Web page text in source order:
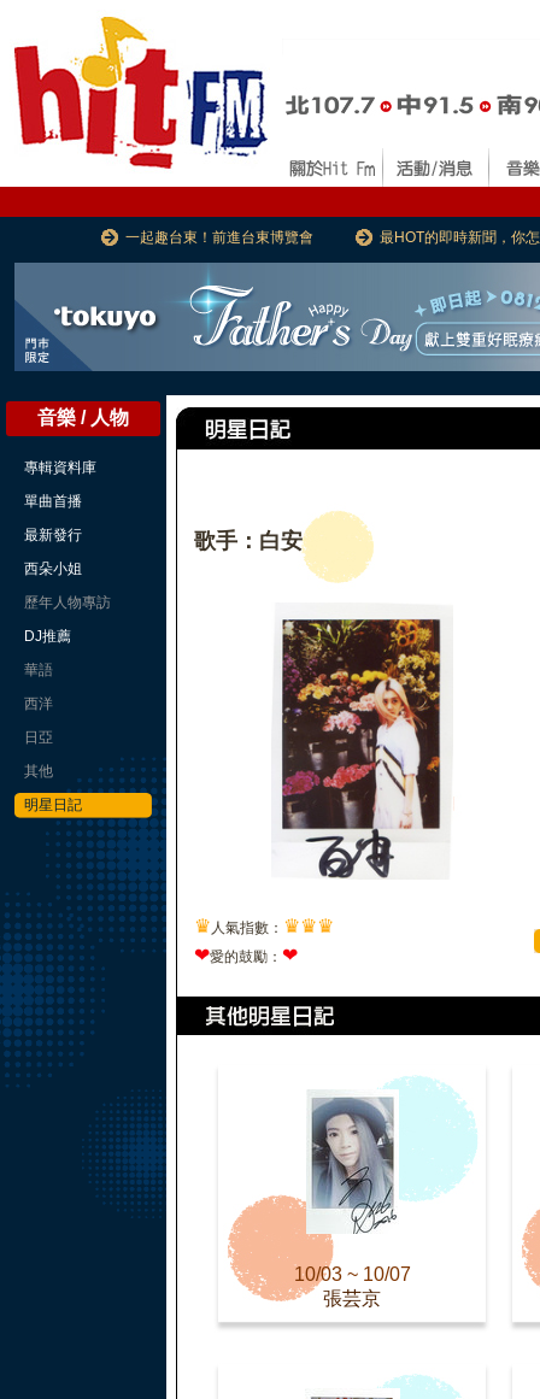
一起趣台東！前進台東博覽會 最HOT的即時新聞，你
音樂 / 人物
專輯資料庫
單曲首播
最新發行
西朵小姐
歷年人物專訪
DJ推薦
華語
西洋
日亞
其他
明星日記
歌手：白安
♛ 人氣指數： ♛♛♛
❤愛的鼓勵： ❤
10/03 ~ 10/07
張芸京